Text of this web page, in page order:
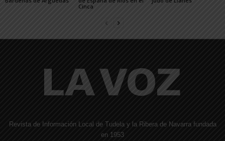
Cinca
Revista de Información Local de Tudela y la Ribera de Navarra fundada
en 1953